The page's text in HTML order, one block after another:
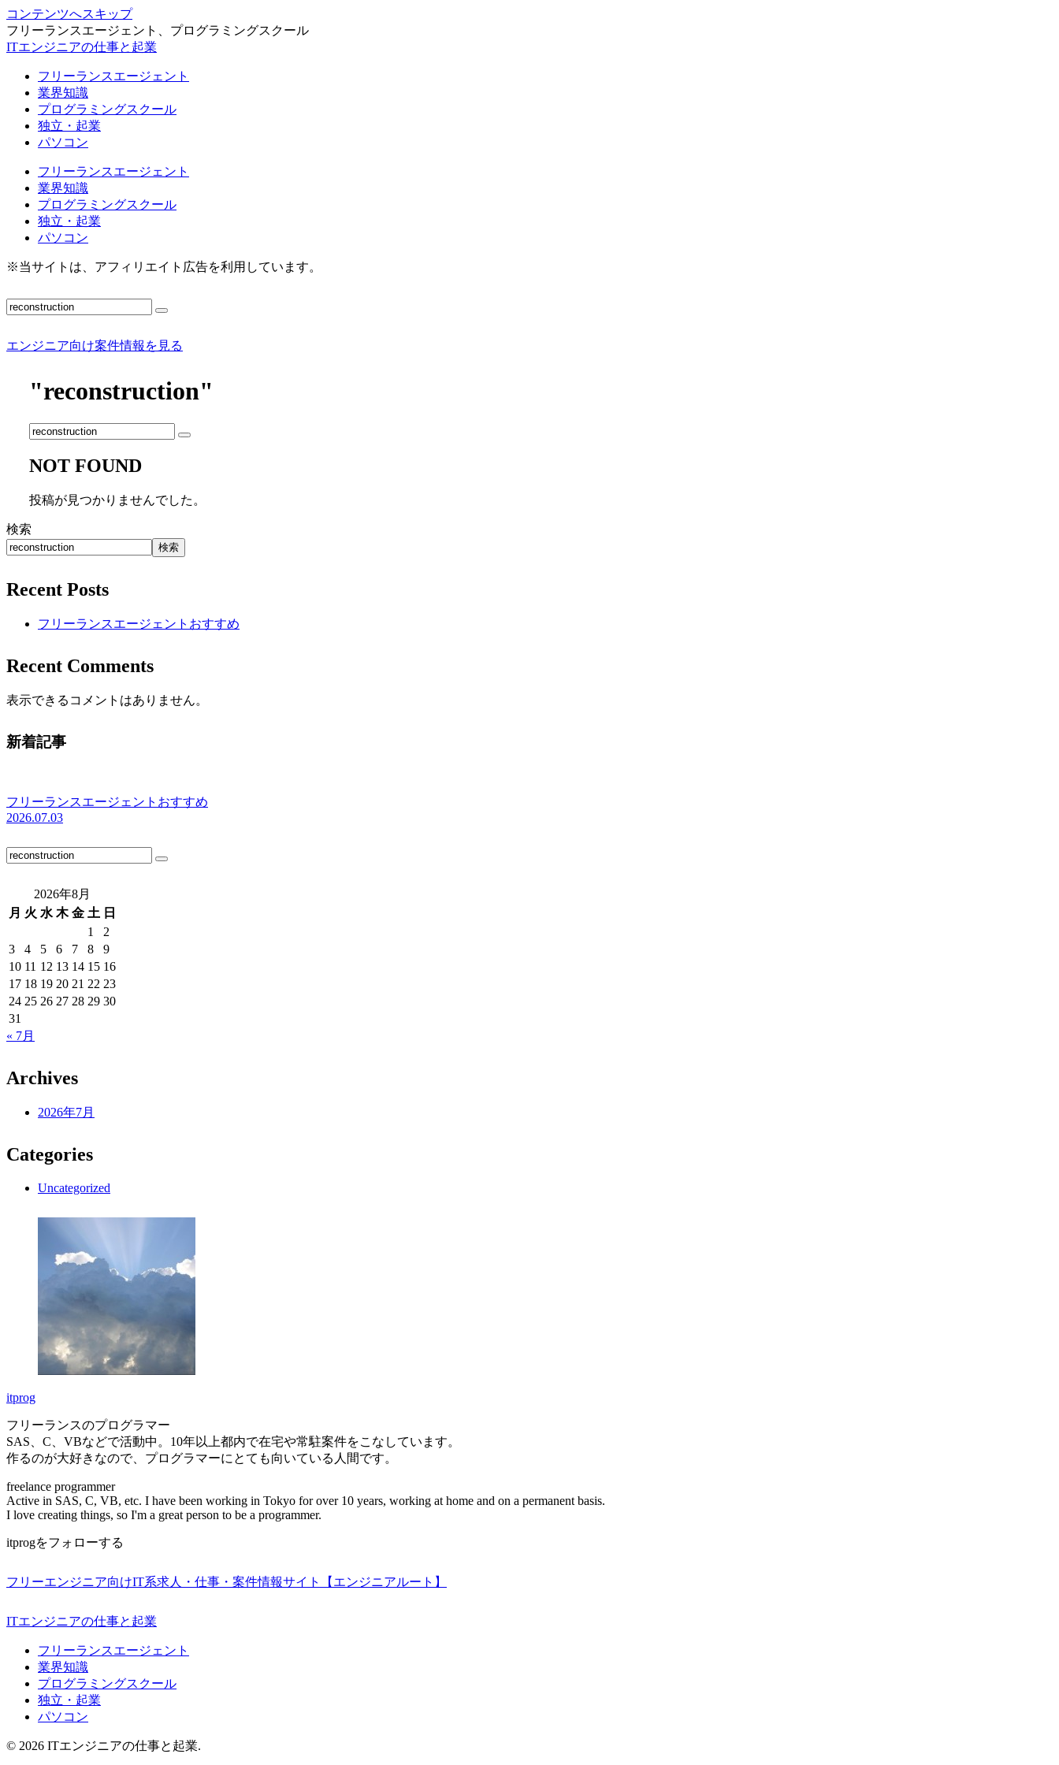
コンテンツへスキップ
フリーランスエージェント、プログラミングスクール
ITエンジニアの仕事と起業
フリーランスエージェント
業界知識
プログラミングスクール
独立・起業
パソコン
フリーランスエージェント
業界知識
プログラミングスクール
独立・起業
パソコン
※当サイトは、アフィリエイト広告を利用しています。
エンジニア向け案件情報を見る
"reconstruction"
NOT FOUND
投稿が見つかりませんでした。
検索
検索
Recent Posts
フリーランスエージェントおすすめ
Recent Comments
表示できるコメントはありません。
新着記事
フリーランスエージェントおすすめ
2026.07.03
2026年8月
月 火 水 木 金 土 日
1
2
3
4 5 6 7 8
9
10 11 12 13 14 15 16
17 18 19 20 21 22 23
24 25 26 27 28 29 30
31
« 7月
Archives
2026年7月
Categories
Uncategorized
itprog
フリーランスのプログラマー
SAS、C、VBなどで活動中。10年以上都内で在宅や常駐案件をこなしています。
作るのが大好きなので、プログラマーにとても向いている人間です。
freelance programmer
Active in SAS, C, VB, etc. I have been working in Tokyo for over 10 years, working at home and on a permanent basis.
I love creating things, so I'm a great person to be a programmer.
itprogをフォローする
フリーエンジニア向けIT系求人・仕事・案件情報サイト【エンジニアルート】
ITエンジニアの仕事と起業
フリーランスエージェント
業界知識
プログラミングスクール
独立・起業
パソコン
© 2026 ITエンジニアの仕事と起業.